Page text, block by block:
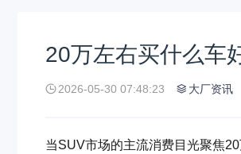
20万左右买什么车
2026-05-30 07:48:23 大厂资讯
当SUV市场的主流消费目光聚焦